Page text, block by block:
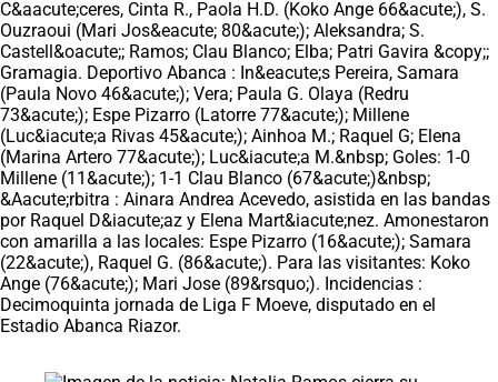
C&aacute;ceres, Cinta R., Paola H.D. (Koko Ange 66&acute;), S.
Ouzraoui (Mari Jos&eacute; 80&acute;); Aleksandra; S.
Castell&oacute;; Ramos; Clau Blanco; Elba; Patri Gavira &copy;;
Gramagia. Deportivo Abanca : In&eacute;s Pereira, Samara
(Paula Novo 46&acute;); Vera; Paula G. Olaya (Redru
73&acute;); Espe Pizarro (Latorre 77&acute;); Millene
(Luc&iacute;a Rivas 45&acute;); Ainhoa M.; Raquel G; Elena
(Marina Artero 77&acute;); Luc&iacute;a M.&nbsp; Goles: 1-0
Millene (11&acute;); 1-1 Clau Blanco (67&acute;)&nbsp;
&Aacute;rbitra : Ainara Andrea Acevedo, asistida en las bandas
por Raquel D&iacute;az y Elena Mart&iacute;nez. Amonestaron
con amarilla a las locales: Espe Pizarro (16&acute;); Samara
(22&acute;), Raquel G. (86&acute;). Para las visitantes: Koko
Ange (76&acute;); Mari Jose (89&rsquo;). Incidencias :
Decimoquinta jornada de Liga F Moeve, disputado en el
Estadio Abanca Riazor.